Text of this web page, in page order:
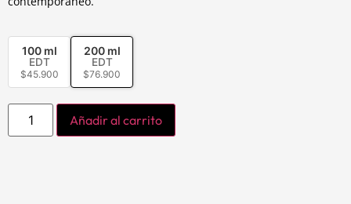
100 ml
EDT
$45.900
200 ml
EDT
$76.900
Añadir al carrito